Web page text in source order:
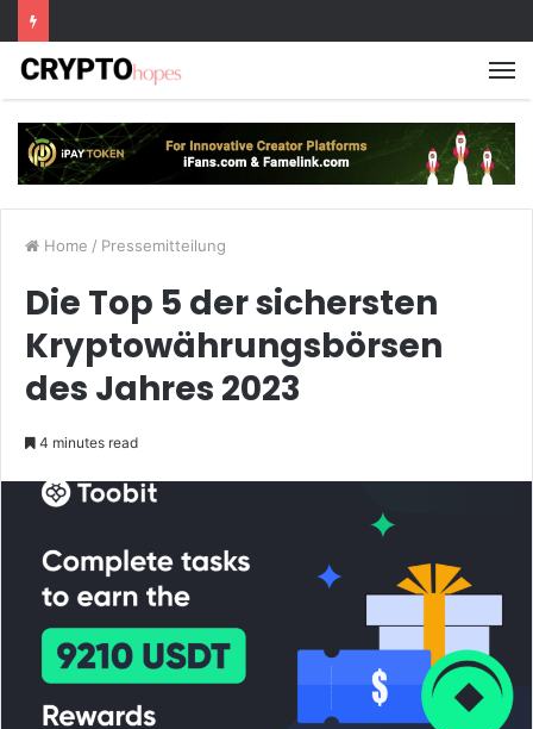
Home / Pressemitteilung
Die Top 5 der sichersten
Kryptowährungsbörsen
des Jahres 2023
4 minutes read